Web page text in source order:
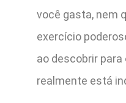
você gasta, nem
exercício
ao descobrir
realmente está